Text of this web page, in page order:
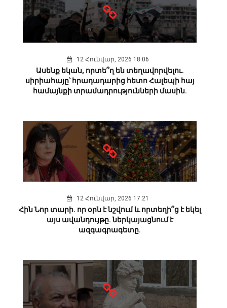
12 Հունվար, 2026 18:06
Ասենք եկան, որտե՞ղ են տեղավորվելու.
սիրիահայը՝ հրադադարից հետո Հալեպի հայ
համայնքի տրամադրությունների մասին.
12 Հունվար, 2026 17:21
Հին Նոր տարի. որ օրն է նշվում և որտեղի՞ց է եկել
այս ավանդույթը. ներկայացնում է
ազգագրագետը.